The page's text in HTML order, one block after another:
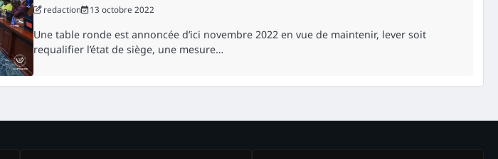
redaction 13 octobre 2022
Une table ronde est annoncée d’ici novembre 2022 en vue de maintenir, lever soit
requalifier l’état de siège, une mesure…